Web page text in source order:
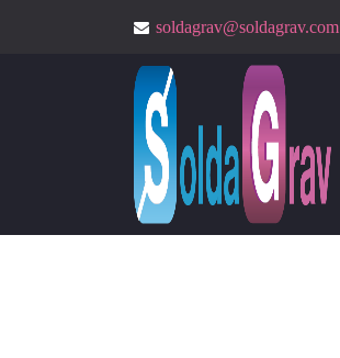
soldagrav@soldagrav.com